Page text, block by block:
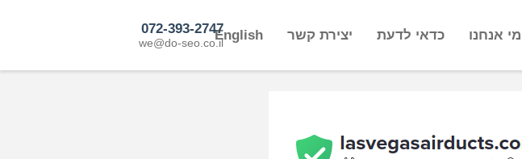
מי אנחנו כדאי לדעת יצירת קשר English
072-393-2747
we@do-seo.co.il